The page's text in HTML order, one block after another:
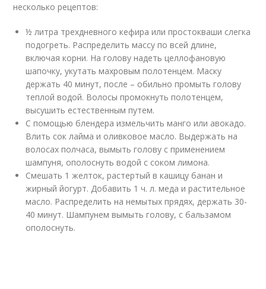
несколько рецептов:
½ литра трехдневного кефира или простокваши слегка
подогреть. Распределить массу по всей длине,
включая корни. На голову надеть целлофановую
шапочку, укутать махровым полотенцем. Маску
держать 40 минут, после – обильно промыть голову
теплой водой. Волосы промокнуть полотенцем,
высушить естественным путем.
С помощью блендера измельчить манго или авокадо.
Влить сок лайма и оливковое масло. Выдержать на
волосах полчаса, вымыть голову с применением
шампуня, ополоснуть водой с соком лимона.
Смешать 1 желток, растертый в кашицу банан и
жирный йогурт. Добавить 1 ч. л. меда и растительное
масло. Распределить на немытых прядях, держать 30-
40 минут. Шампунем вымыть голову, с бальзамом
ополоснуть.